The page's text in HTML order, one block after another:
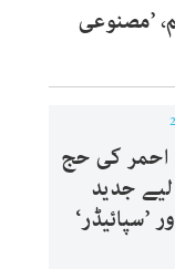
’مصنوعی
احمر کی حج
جدید
’سپائیڈر‘